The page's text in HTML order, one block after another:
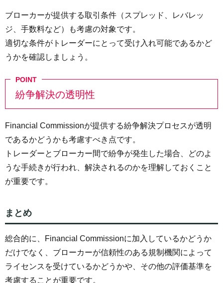
ブローカーが提供する取引条件（スプレッド、レバレッ
ジ、手数料など）も考慮の対象です。
適切な条件がトレーダーにとって受け入れ可能であるかど
うかを確認しましょう。
紛争解決の透明性
Financial Commissionが提供する紛争解決プロセスが透明
であるかどうかも考慮すべき点です。
トレーダーとブローカー間で紛争が発生した場合、どのよ
うな手続きが行われ、解決されるのかを理解しておくこと
が重要です。
まとめ
総合的に、Financial Commissionに加入しているかどうか
だけでなく、ブローカーが信頼性のある規制機関によって
ライセンスを受けているかどうかや、その他の評価基準を
考慮することが重要です。